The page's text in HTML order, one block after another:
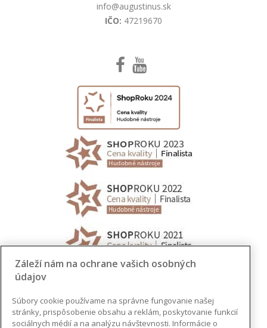
info@augustinus.sk
IČO: 47219670
Záleží nám na ochrane vašich osobných
údajov
Súbory cookie používame na správne fungovanie našej
stránky, prispôsobenie obsahu a reklám, poskytovanie funkcií
sociálnych médií a na analýzu návštevnosti. Informácie o